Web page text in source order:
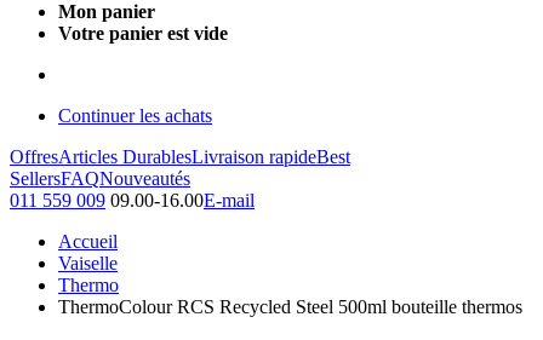
Mon panier
Votre panier est vide
Continuer les achats
OffresArticles DurablesLivraison rapideBest
SellersFAQNouveautés
011 559 009 09.00-16.00E-mail
Accueil
Vaiselle
Thermo
ThermoColour RCS Recycled Steel 500ml bouteille thermos